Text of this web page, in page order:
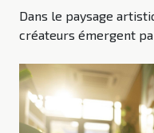
Dans le paysage
créateurs émergent